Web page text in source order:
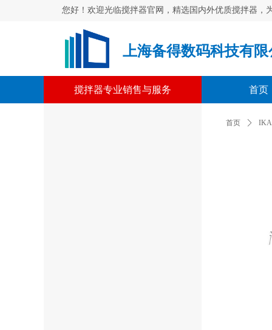
您好！欢迎光临搅拌器官网，精选国内外优质搅拌器，
上海备得数码科技有
搅拌器专业销售与服务 首页
首页 ꄲ